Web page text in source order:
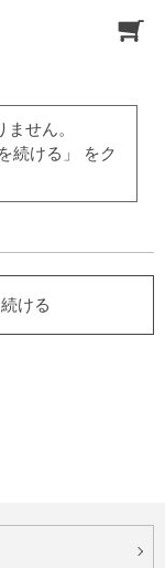
せん。
続ける」 をク
ける